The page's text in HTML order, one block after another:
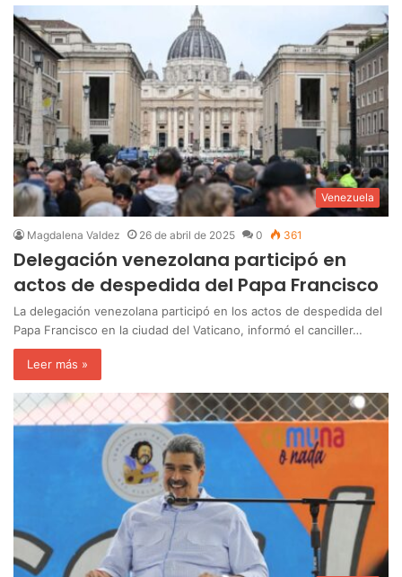
Venezuela
Magdalena Valdez 26 de abril de 2025 0 361
Delegación venezolana participó en
actos de despedida del Papa Francisco
La delegación venezolana participó en los actos de despedida del
Papa Francisco en la ciudad del Vaticano, informó el canciller…
Leer más »